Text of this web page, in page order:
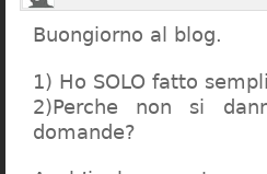
Buongiorno al blog.
1) Ho SOLO fatto
2)Perche non si
domande?